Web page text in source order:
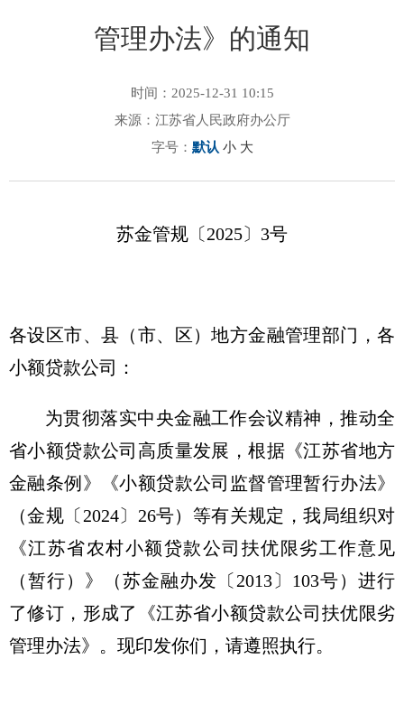
管理办法》的通知
时间：2025-12-31 10:15
来源：江苏省人民政府办公厅
字号： 默认 小 大
苏金管规〔2025〕3号
各设区市、县（市、区）地方金融管理部门，各
小额贷款公司：
为贯彻落实中央金融工作会议精神，推动全
省小额贷款公司高质量发展，根据《江苏省地方
金融条例》《小额贷款公司监督管理暂行办法》
（金规〔2024〕26号）等有关规定，我局组织对
《江苏省农村小额贷款公司扶优限劣工作意见
（暂行）》（苏金融办发〔2013〕103号）进行
了修订，形成了《江苏省小额贷款公司扶优限劣
管理办法》。现印发你们，请遵照执行。